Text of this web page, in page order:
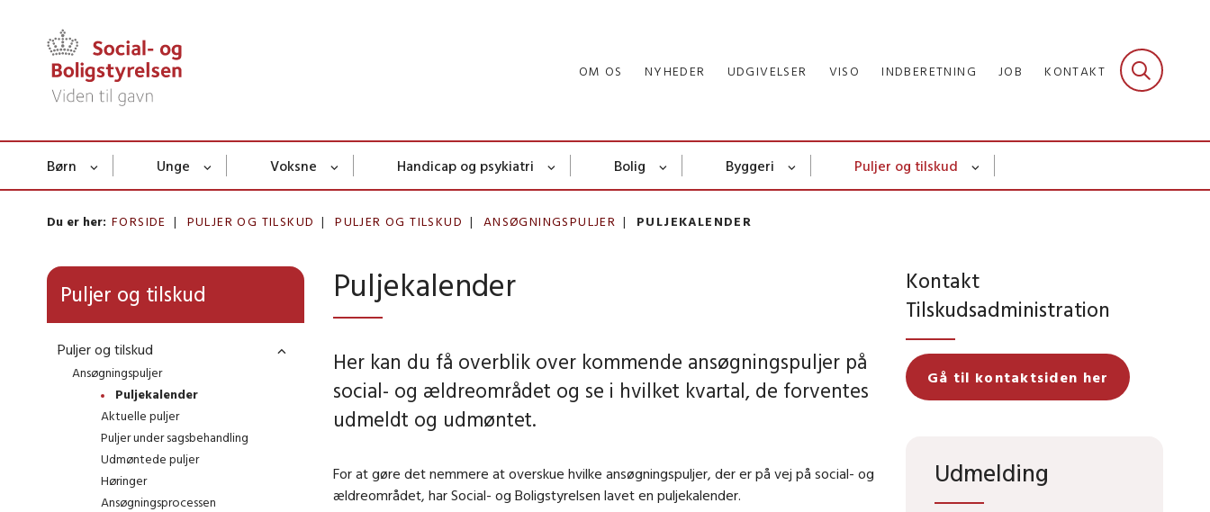
OM OS NYHEDER UDGIVELSER VISO INDBERETNING JOB KONTAKT
Børn Unge Voksne Handicap og psykiatri Bolig Byggeri Puljer og tilskud
Du er her: FORSIDE PULJER OG TILSKUD PULJER OG TILSKUD ANSØGNINGSPULJER PULJEKALENDER
Puljer og tilskud
Puljer og tilskud
Ansøgningspuljer
Puljekalender
Aktuelle puljer
Puljer under sagsbehandling
Udmøntede puljer
Høringer
Ansøgningsprocessen
Puljekalender
Her kan du få overblik over kommende ansøgningspuljer på
social- og ældreområdet og se i hvilket kvartal, de forventes
udmeldt og udmøntet.
For at gøre det nemmere at overskue hvilke ansøgningspuljer, der er på vej på social- og
ældreområdet, har Social- og Boligstyrelsen lavet en puljekalender.
Kontakt
Tilskudsadministration
Gå til kontaktsiden her
Udmelding